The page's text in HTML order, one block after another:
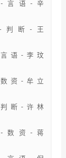
-言语-辛
-判断-王
言语-李玟
数资-牟立
判断-许林
-数资-蒋